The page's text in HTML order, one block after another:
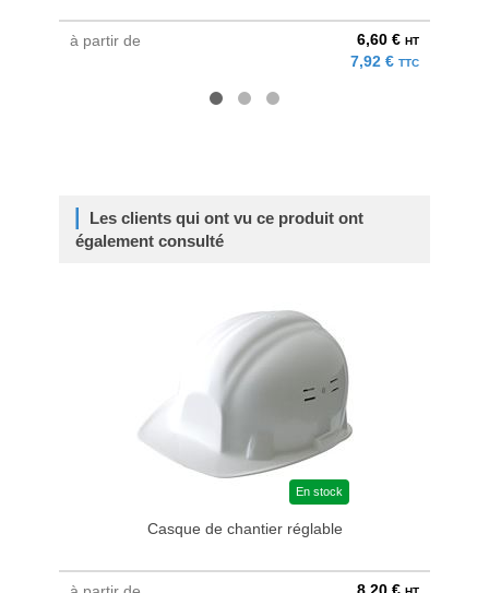
à partir de 6,60 € HT
7,92 € TTC
Les clients qui ont vu ce produit ont
également consulté
En stock
Casque de chantier réglable